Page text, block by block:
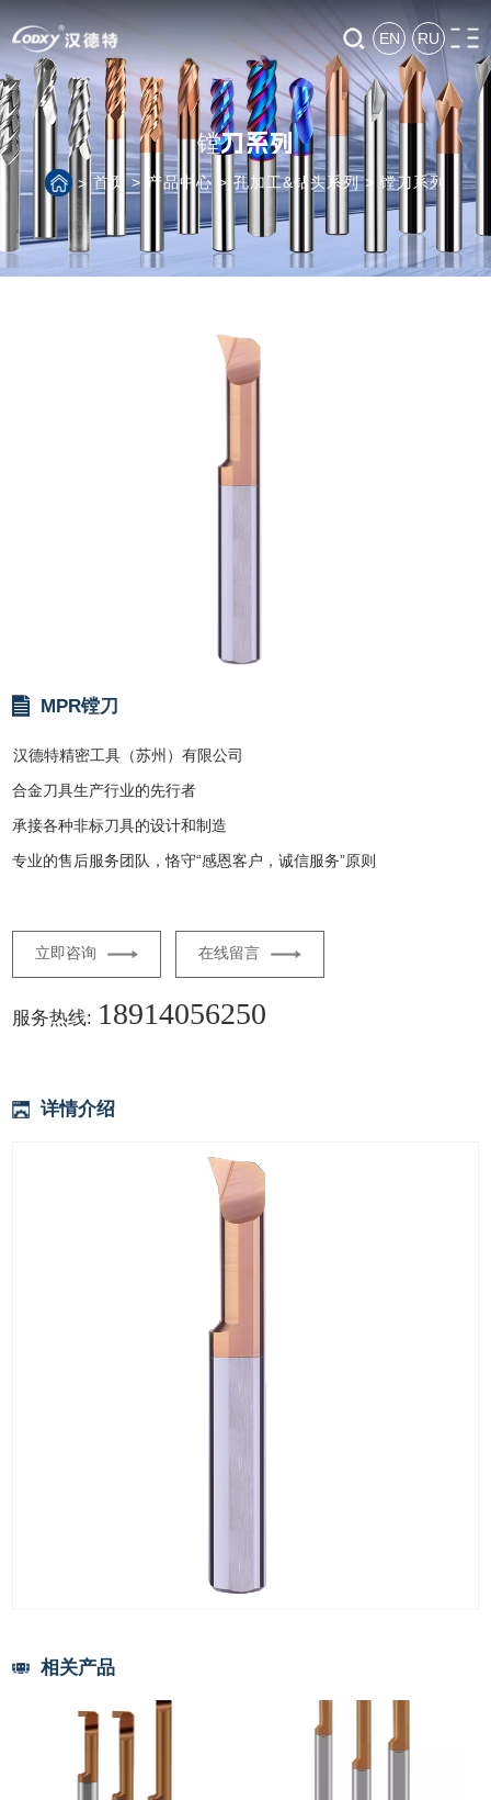
EN RU
镗刀系列
> 首页> 产品中心 > 孔加工&钻头系列> 镗刀系列
MPR镗刀
汉德特精密工具（苏州）有限公司
合金刀具生产行业的先行者
承接各种非标刀具的设计和制造
专业的售后服务团队，恪守“感恩客户，诚信服务”原则
立即咨询 在线留言
服务热线: 18914056250
详情介绍
相关产品